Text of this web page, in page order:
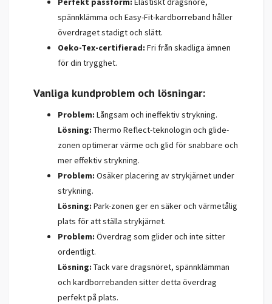
spännklämma och Easy-Fit-kardborreband håller
överdraget stadigt och slätt.
Oeko-Tex-certifierad: Fri från skadliga ämnen
för din trygghet.
Vanliga kundproblem och lösningar:
Problem: Långsam och ineffektiv strykning.
Lösning: Thermo Reflect-teknologin och glide-
zonen optimerar värme och glid för snabbare och
mer effektiv strykning.
Problem: Osäker placering av strykjärnet under
strykning.
Lösning: Park-zonen ger en säker och värmetålig
plats för att ställa strykjärnet.
Problem: Överdrag som glider och inte sitter
ordentligt.
Lösning: Tack vare dragsnöret, spännklämman
och kardborrebanden sitter detta överdrag
perfekt på plats.